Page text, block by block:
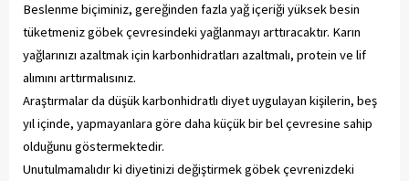
Beslenme biçiminiz, gereğinden fazla yağ içeriği yüksek besin
tüketmeniz göbek çevresindeki yağlanmayı arttıracaktır. Karın
yağlarınızı azaltmak için karbonhidratları azaltmalı, protein ve lif
alımını arttırmalısınız.
Araştırmalar da düşük karbonhidratlı diyet uygulayan kişilerin, beş
yıl içinde, yapmayanlara göre daha küçük bir bel çevresine sahip
olduğunu göstermektedir.
Unutulmamalıdır ki diyetinizi değiştirmek göbek çevrenizdeki